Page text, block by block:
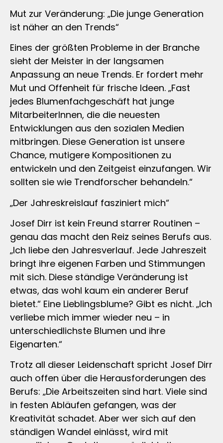
Mut zur Veränderung: „Die junge Generation
ist näher an den Trends“
Eines der größten Probleme in der Branche
sieht der Meister in der langsamen
Anpassung an neue Trends. Er fordert mehr
Mut und Offenheit für frische Ideen. „Fast
jedes Blumenfachgeschäft hat junge
MitarbeiterInnen, die die neuesten
Entwicklungen aus den sozialen Medien
mitbringen. Diese Generation ist unsere
Chance, mutigere Kompositionen zu
entwickeln und den Zeitgeist einzufangen. Wir
sollten sie wie Trendforscher behandeln.“
„Der Jahreskreislauf fasziniert mich“
Josef Dirr ist kein Freund starrer Routinen –
genau das macht den Reiz seines Berufs aus.
„Ich liebe den Jahresverlauf. Jede Jahreszeit
bringt ihre eigenen Farben und Stimmungen
mit sich. Diese ständige Veränderung ist
etwas, das wohl kaum ein anderer Beruf
bietet.“ Eine Lieblingsblume? Gibt es nicht. „Ich
verliebe mich immer wieder neu – in
unterschiedlichste Blumen und ihre
Eigenarten.“
Trotz all dieser Leidenschaft spricht Josef Dirr
auch offen über die Herausforderungen des
Berufs: „Die Arbeitszeiten sind hart. Viele sind
in festen Abläufen gefangen, was der
Kreativität schadet. Aber wer sich auf den
ständigen Wandel einlässt, wird mit